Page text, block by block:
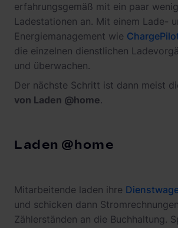
erfahrungsgemäß mit ein paar
Ladestationen an. Mit einem Lade-
Energiemanagement wie
die einzelnen dienstlichen
und überwachen.
Der nächste Schritt ist dann meist
von Laden @home.
Laden @home
Mitarbeitende laden ihre
und schicken dann
Zählerständen an die Buchhaltung.